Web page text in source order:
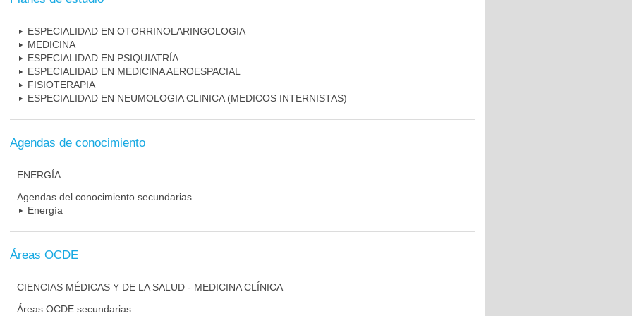
ESPECIALIDAD EN OTORRINOLARINGOLOGIA
MEDICINA
ESPECIALIDAD EN PSIQUIATRÍA
ESPECIALIDAD EN MEDICINA AEROESPACIAL
FISIOTERAPIA
ESPECIALIDAD EN NEUMOLOGIA CLINICA (MEDICOS INTERNISTAS)
Agendas de conocimiento
ENERGÍA
Agendas del conocimiento secundarias
Energía
Áreas OCDE
CIENCIAS MÉDICAS Y DE LA SALUD - MEDICINA CLÍNICA
Áreas OCDE secundarias